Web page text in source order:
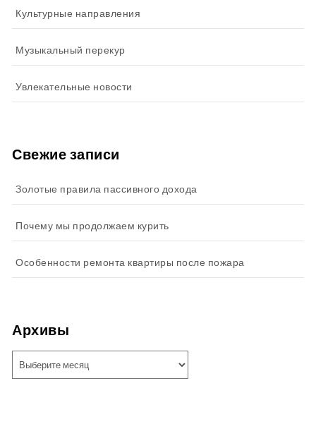
Культурные направления
Музыкальный перекур
Увлекательные новости
Свежие записи
Золотые правила пассивного дохода
Почему мы продолжаем курить
Особенности ремонта квартиры после пожара
Архивы